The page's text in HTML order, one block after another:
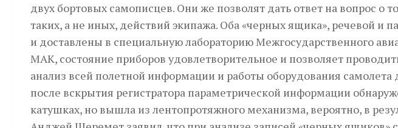
двух бортовых самописцев. Они же позволят дать ответ на вопрос о
таких, а не иных, действий экипажа. Оба «черных ящика», речевой и
и доставлены в специальную лабораторию Межгосударственного
МАК, состояние приборов удовлетворительное и позволяет
анализ всей полетной информации и работы оборудования
после вскрытия регистратора параметрической информации
катушках, но вышла из лентопротяжного механизма, вероятно, в